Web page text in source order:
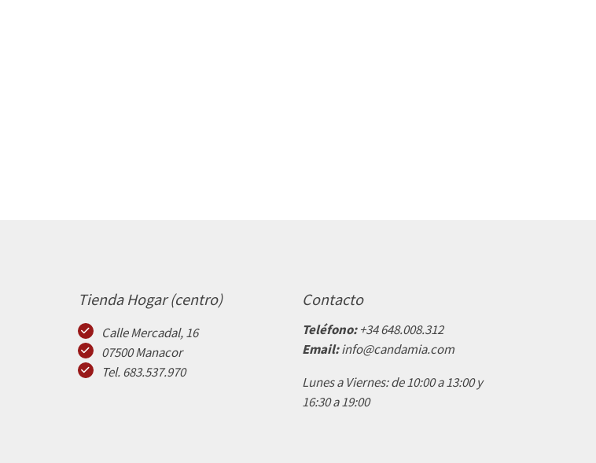
Tienda Hogar (centro)
Calle Mercadal, 16
07500 Manacor
Tel. 683.537.970
Contacto
Teléfono:+34 648.008.312
Email:info@candamia.com
Lunes a Viernes: de 10:00 a 13:00 y
16:30 a 19:00